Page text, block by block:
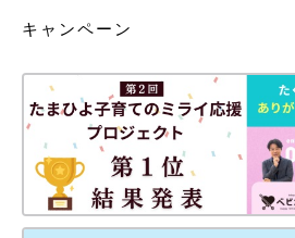
キャンペーン